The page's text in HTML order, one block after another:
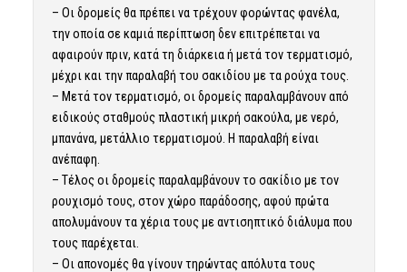
– Οι δρομείς θα πρέπει να τρέχουν φορώντας φανέλα,
την οποία σε καμιά περίπτωση δεν επιτρέπεται να
αφαιρούν πριν, κατά τη διάρκεια ή μετά τον τερματισμό,
μέχρι και την παραλαβή του σακιδίου με τα ρούχα τους.
– Μετά τον τερματισμό, οι δρομείς παραλαμβάνουν από
ειδικούς σταθμούς πλαστική μικρή σακούλα, με νερό,
μπανάνα, μετάλλιο τερματισμού. Η παραλαβή είναι
ανέπαφη.
– Τέλος οι δρομείς παραλαμβάνουν το σακίδιο με τον
ρουχισμό τους, στον χώρο παράδοσης, αφού πρώτα
απολυμάνουν τα χέρια τους με αντισηπτικό διάλυμα που
τους παρέχεται.
– Οι απονομές θα γίνουν τηρώντας απόλυτα τους